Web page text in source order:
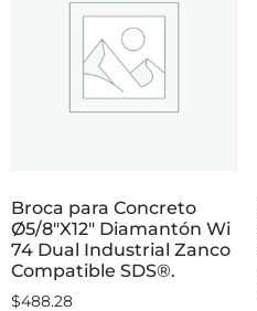
Broca para Concreto
Ø5/8″X12″ Diamantón Wi
74 Dual Industrial Zanco
Compatible SDS®.
$488.28